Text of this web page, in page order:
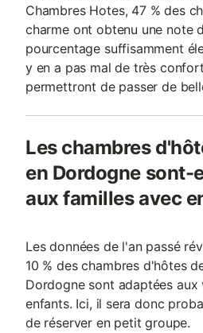
Chambres Hotes, 47 % des
charme ont obtenu une note
pourcentage suffisamment
y en a pas mal de très
permettront de passer de
Les chambres
en Dordogne sont-
aux familles avec
Les données de l'an passé
10 % des chambres d'hôtes
Dordogne sont adaptées aux
enfants. Ici, il sera donc
de réserver en petit groupe.